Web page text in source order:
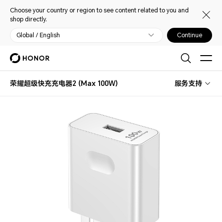
Choose your country or region to see content related to you and
shop directly.
Global / English Continue
荣耀超级快充充电器2 (Max 100W) 服务支持